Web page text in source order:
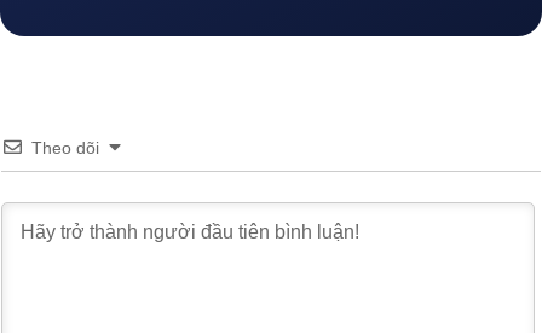
Theo dõi